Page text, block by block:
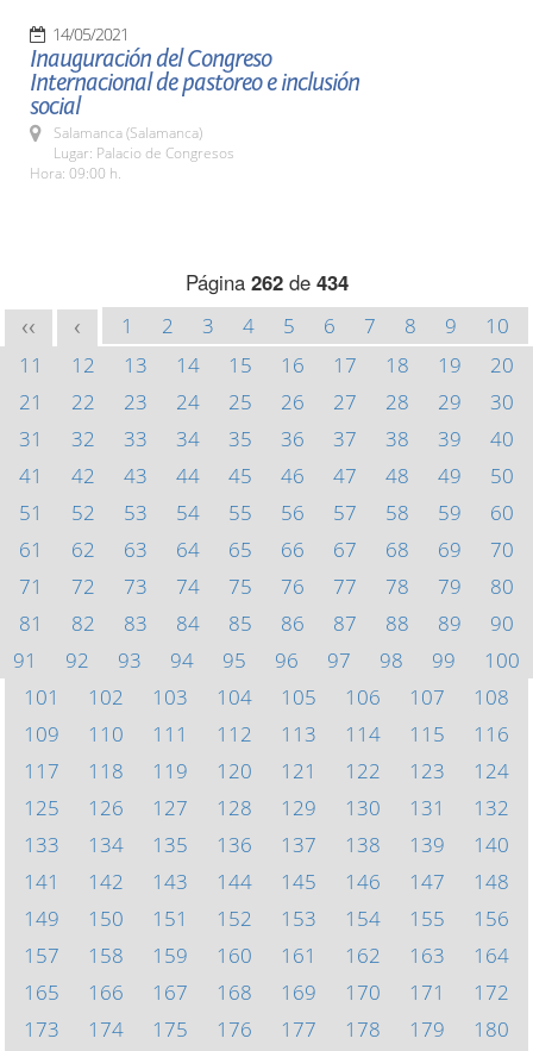
14/05/2021
Inauguración del Congreso
Internacional de pastoreo e inclusión
social
Salamanca (Salamanca)
Lugar: Palacio de Congresos
Hora: 09:00 h.
Página 262de 434
<< < 1 2 3 4 5 6 7 8 9
10
11
12 13 14 15 16 17 18 19
20
21
22 23 24 25 26 27 28 29
30
31
32 33 34 35 36 37 38 39
40
41
42 43 44 45 46 47 48 49
50
51
52 53 54 55 56 57 58 59
60
61
62 63 64 65 66 67 68 69
70
71
72 73 74 75 76 77 78 79
80
81
82 83 84 85 86 87 88 89
90
91
92 93 94 95 96 97 98 99
100
101
102 103 104 105 106 107
108
109
110 111 112 113 114 115
116
117
118 119 120 121 122 123
124
125
126 127 128 129 130 131
132
133
134 135 136 137 138 139
140
141
142 143 144 145 146 147
148
149
150 151 152 153 154 155
156
157
158 159 160 161 162 163
164
165
166 167 168 169 170 171
172
173
174 175 176 177 178 179
180